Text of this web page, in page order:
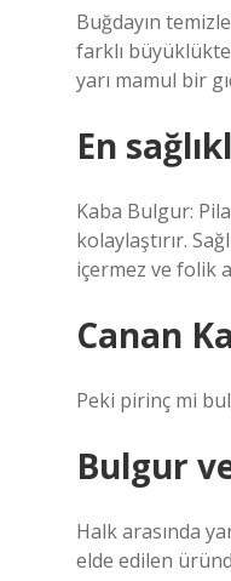
Buğdayın
farklı
yarı mamul bir
En
Kaba Bulgur:
kolaylaştırır.
içermez ve folik
Canan
Peki pirinç mi
Bulgur
Halk arasında
elde edilen